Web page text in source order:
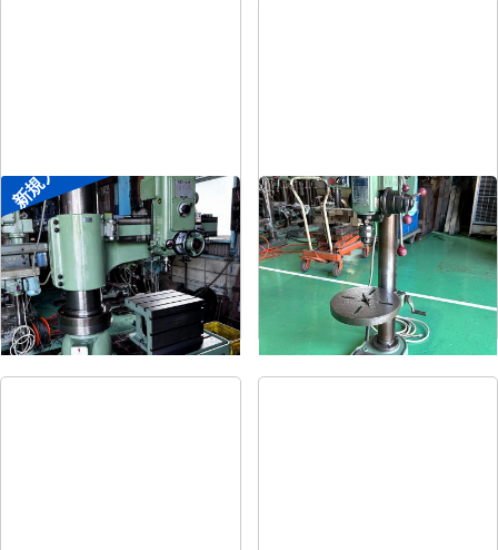
新規入荷
ラジアルボール盤
メーカー 森精機
形 式 YR3-115
年 式-
卓上ボール盤
メーカー 吉良
形 式KRT-340
式-